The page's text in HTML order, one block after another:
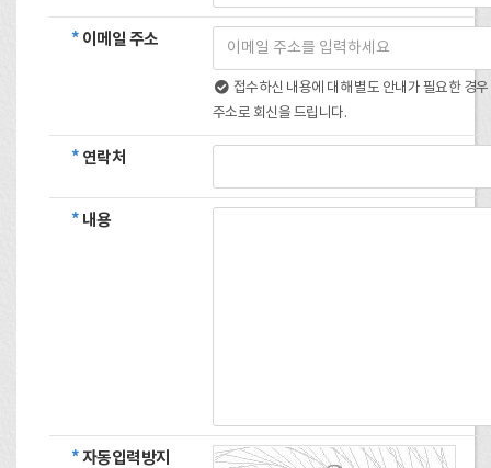
* 이메일 주소
접수하신 내용에 대해 별도 안내가 필요한 경
주소로 회신을 드립니다.
* 연락처
* 내용
*자동입력방지